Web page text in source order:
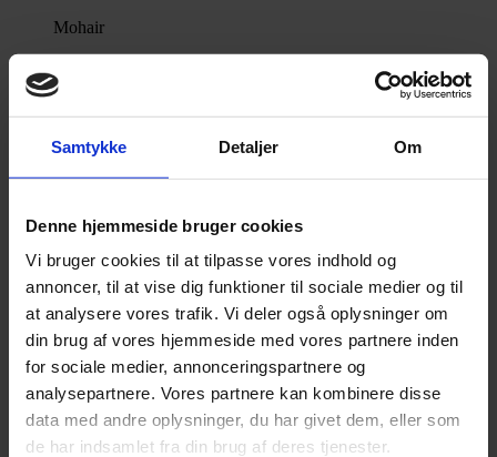
Samtykke Detaljer Om
Denne hjemmeside bruger cookies
Vi bruger cookies til at tilpasse vores indhold og
annoncer, til at vise dig funktioner til sociale medier og til
at analysere vores trafik. Vi deler også oplysninger om
din brug af vores hjemmeside med vores partnere inden
for sociale medier, annonceringspartnere og
analysepartnere. Vores partnere kan kombinere disse
data med andre oplysninger, du har givet dem, eller som
de har indsamlet fra din brug af deres tjenester.
Mohair
Desiderio
Mulberry Silk
Silk Mohair
Tynn Silk Mohair
Se alle Mohair
Bella
Bella Color
Desiderio
Filnovo
Mulberry Silk
Leonora
Silk Mohair